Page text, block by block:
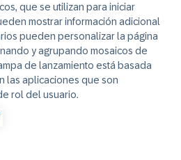
que se utilizan para iniciar
mostrar información adicional
pueden personalizar la página
y agrupando mosaicos de
de lanzamiento está basada
las aplicaciones que son
rol del usuario.